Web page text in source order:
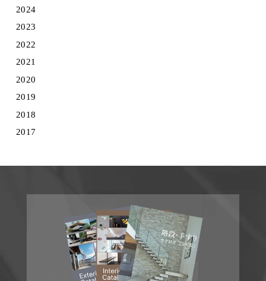
2024
2023
2022
2021
2020
2019
2018
2017